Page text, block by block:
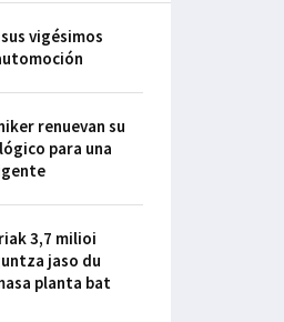
vigésimos
renuevan su
para una
3,7 milioi
jaso du
planta bat